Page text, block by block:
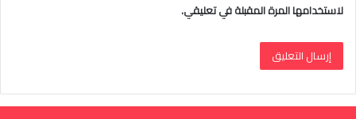
لاستخدامها المرة المقبلة في تعليقي.